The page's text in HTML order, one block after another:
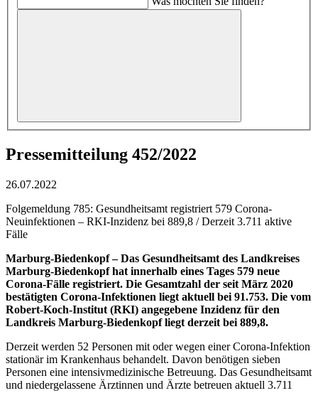
Pressemitteilung 452/2022
26.07.2022
Folgemeldung 785: Gesundheitsamt registriert 579 Corona-
Neuinfektionen – RKI-Inzidenz bei 889,8 / Derzeit 3.711 aktive
Fälle
Marburg-Biedenkopf – Das Gesundheitsamt des Landkreises
Marburg-Biedenkopf hat innerhalb eines Tages 579 neue
Corona-Fälle registriert. Die Gesamtzahl der seit März 2020
bestätigten Corona-Infektionen liegt aktuell bei 91.753. Die vom
Robert-Koch-Institut (RKI) angegebene Inzidenz für den
Landkreis Marburg-Biedenkopf liegt derzeit bei 889,8.
Derzeit werden 52 Personen mit oder wegen einer Corona-Infektion
stationär im Krankenhaus behandelt. Davon benötigen sieben
Personen eine intensivmedizinische Betreuung. Das Gesundheitsamt
und niedergelassene Ärztinnen und Ärzte betreuen aktuell 3.711